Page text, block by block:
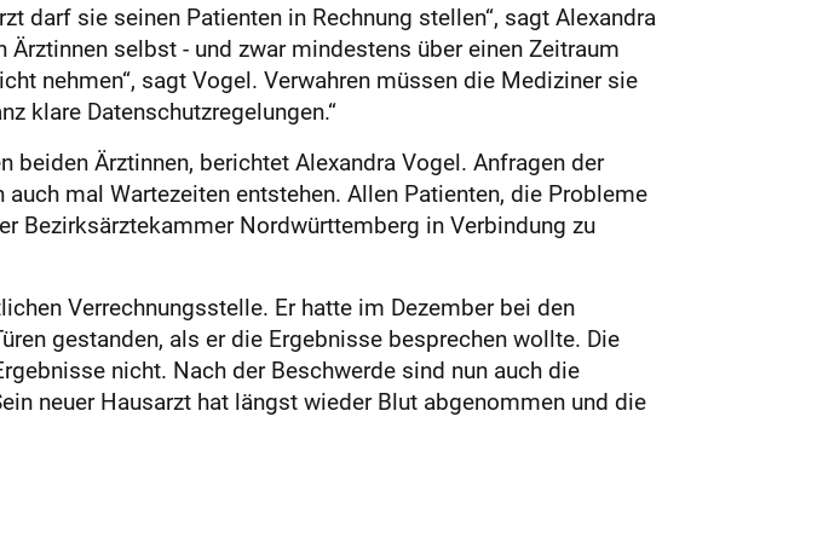
darf sie seinen Patienten in Rechnung stellen“, sagt Alexan­dra
selbst - und zwar mindestens über einen Zeitraum
nehmen“, sagt Vogel. Verwahren müssen die Mediziner sie
klare Datenschutzregelungen.“
Ärztinnen, berichtet Alexandra Vogel. Anfragen der
mal Wartezeiten entstehen. Allen Patienten, die Probleme
Bezirks­ärztekammer Nordwürttemberg in Verbindung zu
Verrechnungsstelle. Er hatte im Dezember bei den
gestanden, als er die Ergebnisse besprechen wollte. Die
nicht. Nach der Beschwerde sind nun auch die
neuer Hausarzt hat längst wieder Blut abgenommen und die